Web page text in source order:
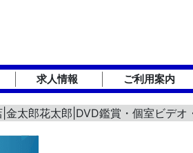
求人情報 ご利用案内
太郎花太郎|DVD鑑賞・個室ビデオ